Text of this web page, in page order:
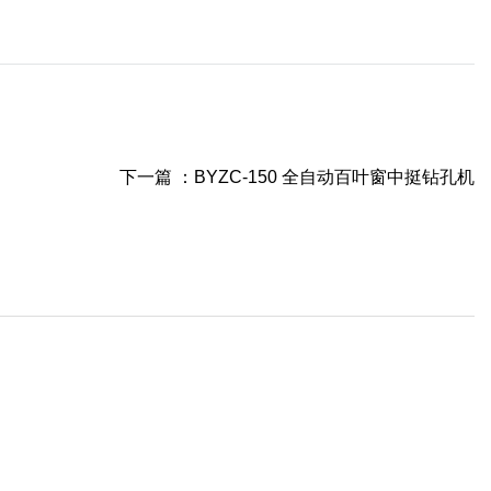
下一篇 ： BYZC-150 全自动百叶窗中挺钻孔机